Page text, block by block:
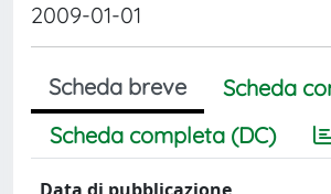
2009-01-01
Scheda breve
Scheda
Scheda completa (DC)